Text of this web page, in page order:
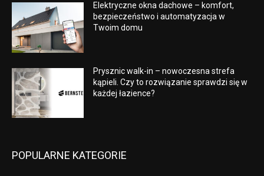
Elektryczne okna dachowe – komfort,
bezpieczeństwo i automatyzacja w
Twoim domu
Prysznic walk-in – nowoczesna strefa
kąpieli. Czy to rozwiązanie sprawdzi się w
każdej łazience?
POPULARNE KATEGORIE